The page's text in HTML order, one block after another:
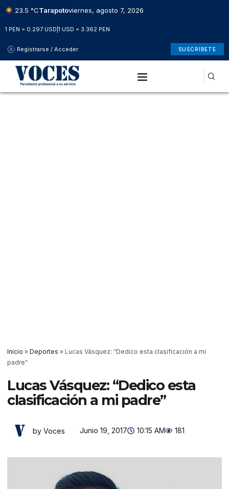
23.5 °CTarapotoviernes, agosto 7, 2026
1 PEN = 0.297 USD 1 USD = 3.362 PEN
Registrarse / Acceder SUSCRÍBETE
Inicio » Deportes » Lucas Vásquez: “Dedico esta clasificación a mi
padre”
Lucas Vásquez: “Dedico esta
clasificación a mi padre”
by Voces Junio 19, 2017 10:15 AM 181